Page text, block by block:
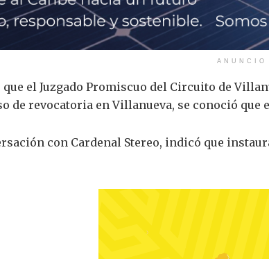
que el Juzgado Promiscuo del Circuito de
de revocatoria en Villanueva, se conoció que
con Cardenal Stereo, indicó que